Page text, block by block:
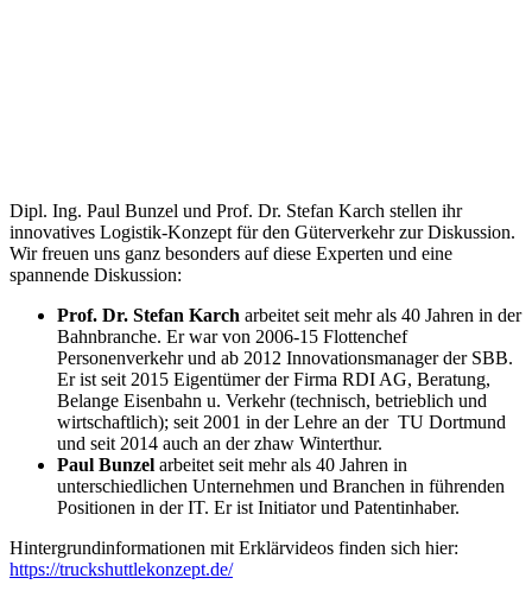
Dipl. Ing. Paul Bunzel und Prof. Dr. Stefan Karch stellen ihr
innovatives Logistik-Konzept für den Güterverkehr zur Diskussion.
Wir freuen uns ganz besonders auf diese Experten und eine
spannende Diskussion:
Prof. Dr. Stefan Karch arbeitet seit mehr als 40 Jahren in der
Bahnbranche. Er war von 2006-15 Flottenchef
Personenverkehr und ab 2012 Innovationsmanager der SBB.
Er ist seit 2015 Eigentümer der Firma RDI AG, Beratung,
Belange Eisenbahn u. Verkehr (technisch, betrieblich und
wirtschaftlich); seit 2001 in der Lehre an der TU Dortmund
und seit 2014 auch an der zhaw Winterthur.
Paul Bunzel arbeitet seit mehr als 40 Jahren in
unterschiedlichen Unternehmen und Branchen in führenden
Positionen in der IT. Er ist Initiator und Patentinhaber.
Hintergrundinformationen mit Erklärvideos finden sich hier:
https://truckshuttlekonzept.de/